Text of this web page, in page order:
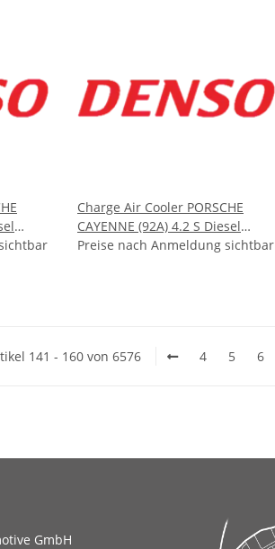
Charge Air Cooler PORSCHE
CAYENNE (92A) 4.2 S Diesel
(2012 - )
Preise nach Anmeldung sichtbar
141 - 160 von 6576 4 5 6
GmbH